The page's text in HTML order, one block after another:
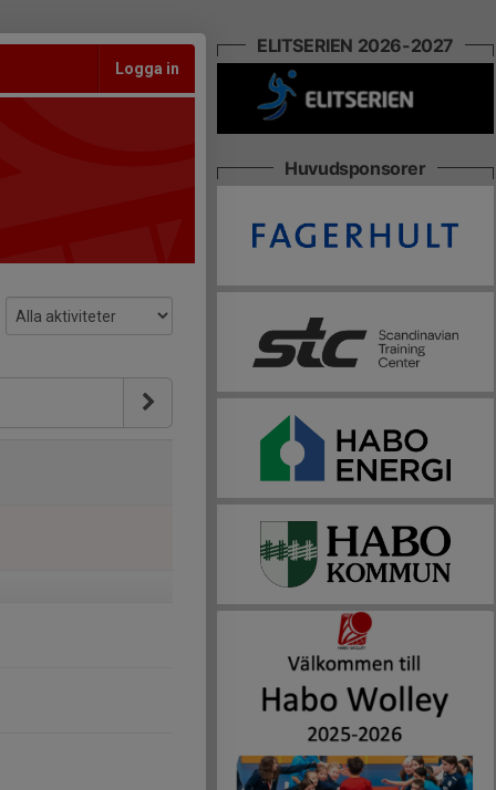
Logga in
ELITSERIEN 2026-2027
Huvudsponsorer